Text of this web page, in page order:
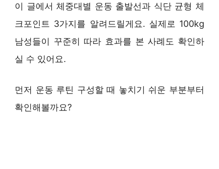
이 글에서 체중대별 운동 출발선과 식단 균형 체
크포인트 3가지를 알려드릴게요. 실제로 100kg
남성들이 꾸준히 따라 효과를 본 사례도 확인하
실 수 있어요.
먼저 운동 루틴 구성할 때 놓치기 쉬운 부분부터
확인해볼까요?